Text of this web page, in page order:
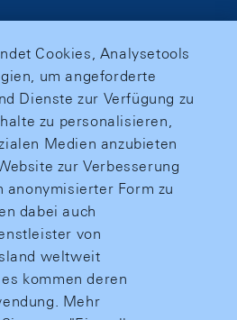
Cookies, Analysetools
um angeforderte
Dienste zur Verfügung zu
zu personalisieren,
Medien anzubieten
zur Verbesserung
Form zu
dabei auch
von
weltweit
kommen deren
Mehr